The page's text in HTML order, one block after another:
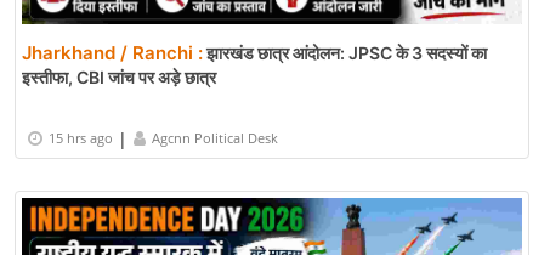
Jharkhand / Ranchi :झारखंड छात्र आंदोलन: JPSC के 3 सदस्यों का
इस्तीफा, CBI जांच पर अड़े छात्र
15 hrs ago | Agcnn Political Desk